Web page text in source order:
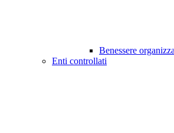
Benessere
Enti controllati